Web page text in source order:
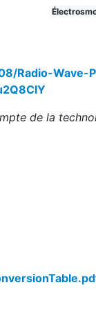
Radio-Wave-
de la